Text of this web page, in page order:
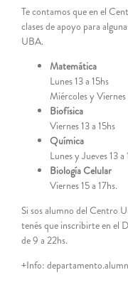
Te contamos que en el
clases de apoyo para
UBA.
Matemática
Lunes 13 a 15hs
Miércoles y Viernes
Biofísica
Viernes 13 a 15hs
Química
Lunes y Jueves 13 a
Biología Celular
Viernes 15 a 17hs.
Si sos alumno del Centro
tenés que inscribirte en el
de 9 a 22hs.
+Info: